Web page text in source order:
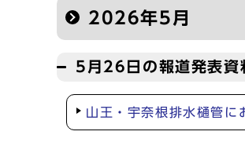
2026年5月
5月26日の報道発表資
山王・宇奈根排水樋管に